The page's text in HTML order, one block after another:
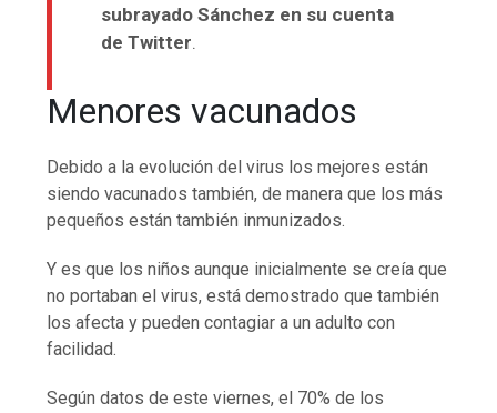
subrayado Sánchez en su cuenta
de Twitter.
Menores vacunados
Debido a la evolución del virus los mejores están
siendo vacunados también, de manera que los más
pequeños están también inmunizados.
Y es que los niños aunque inicialmente se creía que
no portaban el virus, está demostrado que también
los afecta y pueden contagiar a un adulto con
facilidad.
Según datos de este viernes, el 70% de los